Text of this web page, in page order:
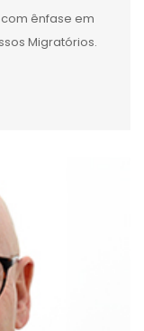
ênfase em
Migratórios.